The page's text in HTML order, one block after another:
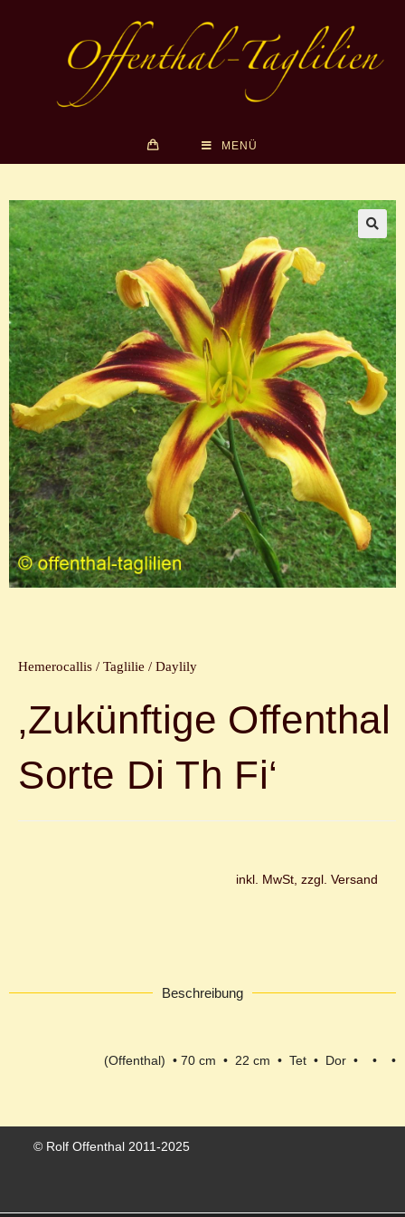
MENÜ
🔍
Hemerocallis / Taglilie / Daylily
‚Zukünftige Offenthal
Sorte Di Th Fi‘
inkl. MwSt, zzgl. Versand
Beschreibung
(Offenthal) • 70 cm • 22 cm • Tet • Dor • • •
© Rolf Offenthal 2011-2025